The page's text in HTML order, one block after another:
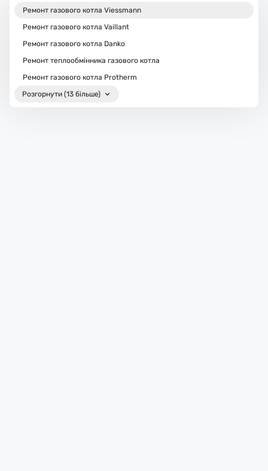
Ремонт газового котла Viessmann
Ремонт газового котла Vaillant
Ремонт газового котла Danko
Ремонт теплообмінника газового котла
Ремонт газового котла Protherm
Розгорнути (13 більше)